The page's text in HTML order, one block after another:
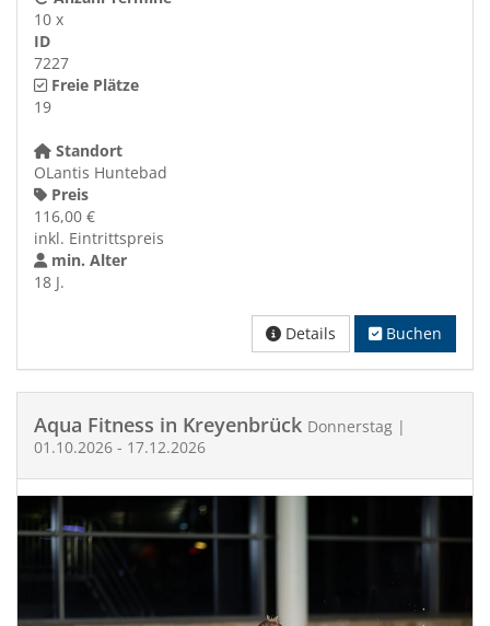
10 x
ID
7227
Freie Plätze
19
Standort
OLantis Huntebad
Preis
116,00 €
inkl. Eintrittspreis
min. Alter
18 J.
Details Buchen
Aqua Fitness in Kreyenbrück Donnerstag |
01.10.2026 - 17.12.2026